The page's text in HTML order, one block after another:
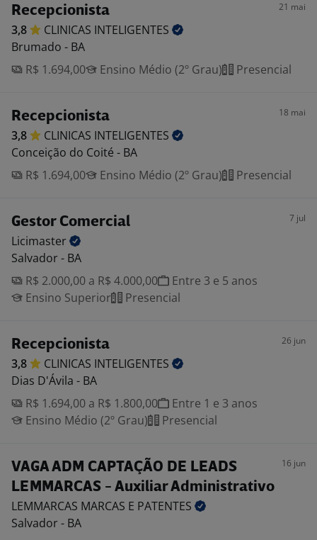
Recepcionista 21 mai
3,8 CLINICAS INTELIGENTES
Brumado - BA
R$ 1.694,00
Ensino Médio (2º Grau) Presencial
Recepcionista 18 mai
3,8 CLINICAS INTELIGENTES
Conceição do Coité - BA
R$ 1.694,00
Ensino Médio (2º Grau) Presencial
Gestor Comercial 7 jul
Licimaster
Salvador - BA
R$ 2.000,00 a R$ 4.000,00
Entre 3 e 5 anos
Ensino Superior
Presencial
Recepcionista 26 jun
3,8 CLINICAS INTELIGENTES
Dias D'Ávila - BA
R$ 1.694,00 a R$ 1.800,00
Entre 1 e 3 anos
Ensino Médio (2º Grau)
Presencial
VAGA ADM CAPTAÇÃO DE LEADS
LEMMARCAS - Auxiliar Administrativo
16 jun
LEMMARCAS MARCAS E PATENTES
Salvador - BA